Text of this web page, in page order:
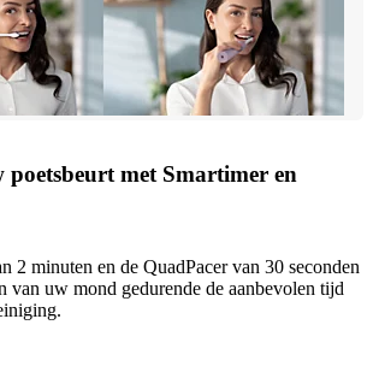
poetsbeurt met Smartimer en
2 minuten en de QuadPacer van 30 seconden
van uw mond gedurende de aanbevolen tijd